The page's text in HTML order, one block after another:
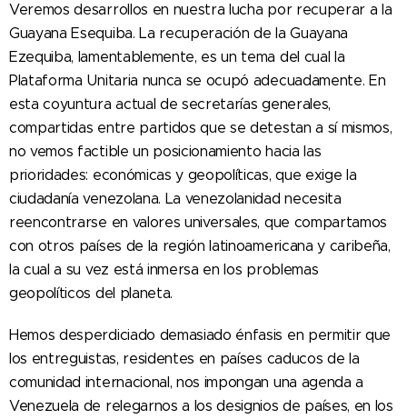
Veremos desarrollos en nuestra lucha por recuperar a la
Guayana Esequiba. La recuperación de la Guayana
Ezequiba, lamentablemente, es un tema del cual la
Plataforma Unitaria nunca se ocupó adecuadamente. En
esta coyuntura actual de secretarías generales,
compartidas entre partidos que se detestan a sí mismos,
no vemos factible un posicionamiento hacia las
prioridades: económicas y geopolíticas, que exige la
ciudadanía venezolana. La venezolanidad necesita
reencontrarse en valores universales, que compartamos
con otros países de la región latinoamericana y caribeña,
la cual a su vez está inmersa en los problemas
geopolíticos del planeta.
Hemos desperdiciado demasiado énfasis en permitir que
los entreguistas, residentes en países caducos de la
comunidad internacional, nos impongan una agenda a
Venezuela de relegarnos a los designios de países, en los